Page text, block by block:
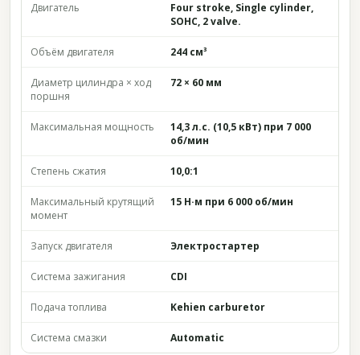
Двигатель
Four stroke, Single cylinder,
SOHC, 2 valve.
Объём двигателя 244 см³
Диаметр цилиндра × ход
поршня
72 × 60 мм
Максимальная мощность
14,3 л.с. (10,5 кВт) при 7 000
об/мин
Степень сжатия 10,0:1
Максимальный крутящий
момент
15 Н·м при 6 000 об/мин
Запуск двигателя Электростартер
Система зажигания CDI
Подача топлива Kehien carburetor
Система смазки Automatic